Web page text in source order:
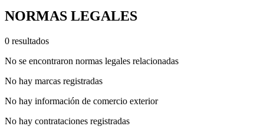
NORMAS LEGALES
0 resultados
No se encontraron normas legales relacionadas
No hay marcas registradas
No hay información de comercio exterior
No hay contrataciones registradas